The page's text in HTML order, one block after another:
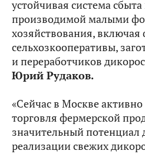
устойчивая система
производимой малыми
хозяйствования, включая
сельхозкооперативы,
и переработчиков
Юрий Рудаков.
«Сейчас в Москве активно
торговля фермерской
значительный потенциал
реализации свежих